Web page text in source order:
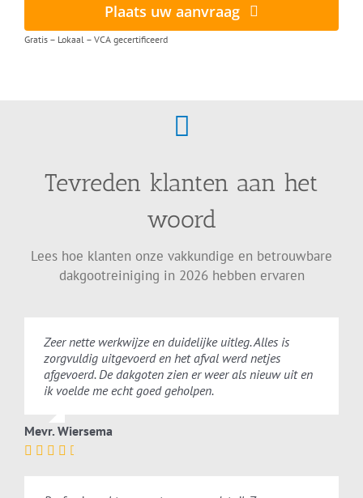
Plaats uw aanvraag
Gratis – Lokaal – VCA gecertificeerd
Tevreden klanten aan het
woord
Lees hoe klanten onze vakkundige en betrouwbare
dakgootreiniging in 2026 hebben ervaren
Zeer nette werkwijze en duidelijke uitleg. Alles is
zorgvuldig uitgevoerd en het afval werd netjes
afgevoerd. De dakgoten zien er weer als nieuw uit en
ik voelde me echt goed geholpen.
Mevr. Wiersema